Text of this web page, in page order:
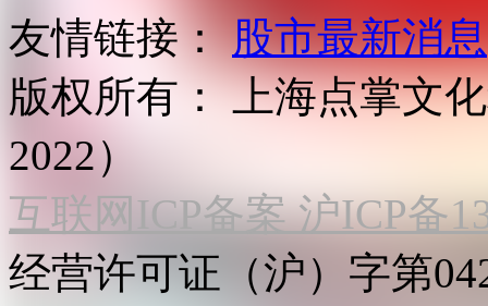
友情链接： 股市最新消息
版权所有： 上海点掌文
2022）
互联网ICP备案 沪ICP备
经营许可证（沪）字第